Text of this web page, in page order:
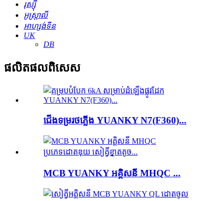
រុស្ស៊ី
អូស្ត្រាលី
អាហ្សង់ទីន
UK
DB
ផលិតផល​ពិសេស
ជើងទម្រ​រថភ្លើង YUANKY N7(F360)...
MCB YUANKY អគ្គិសនី MHQC ...